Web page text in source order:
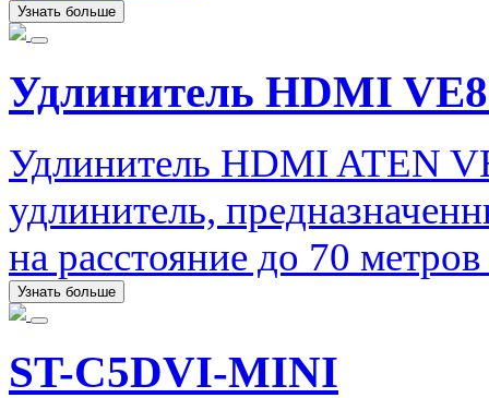
Узнать больше
Удлинитель HDMI
Удлинитель HDMI ATEN
удлинитель,
на расстояние до 70
Узнать больше
ST-C5DVI-MINI